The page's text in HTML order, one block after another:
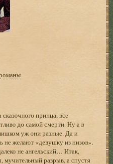
принца, все
до самой смерти. Ну а в
уж они разные. Да и
не желают «девушку из низов».
не ангельский… Итак,
разрыв, а спустя